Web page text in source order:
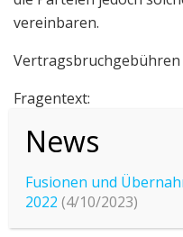
vereinbaren.
Vertragsbruchgebühren
Fragentext:
Ist es bei einem
nicht erfolgreich ist?
Fusionen und
2022 (4/10/2023)